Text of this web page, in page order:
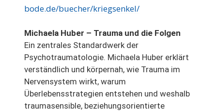
bode.de/buecher/kriegsenkel/
Michaela Huber – Trauma und die Folgen
Ein zentrales Standardwerk der
Psychotraumatologie. Michaela Huber erklärt
verständlich und körpernah, wie Trauma im
Nervensystem wirkt, warum
Überlebensstrategien entstehen und weshalb
traumasensible, beziehungsorientierte